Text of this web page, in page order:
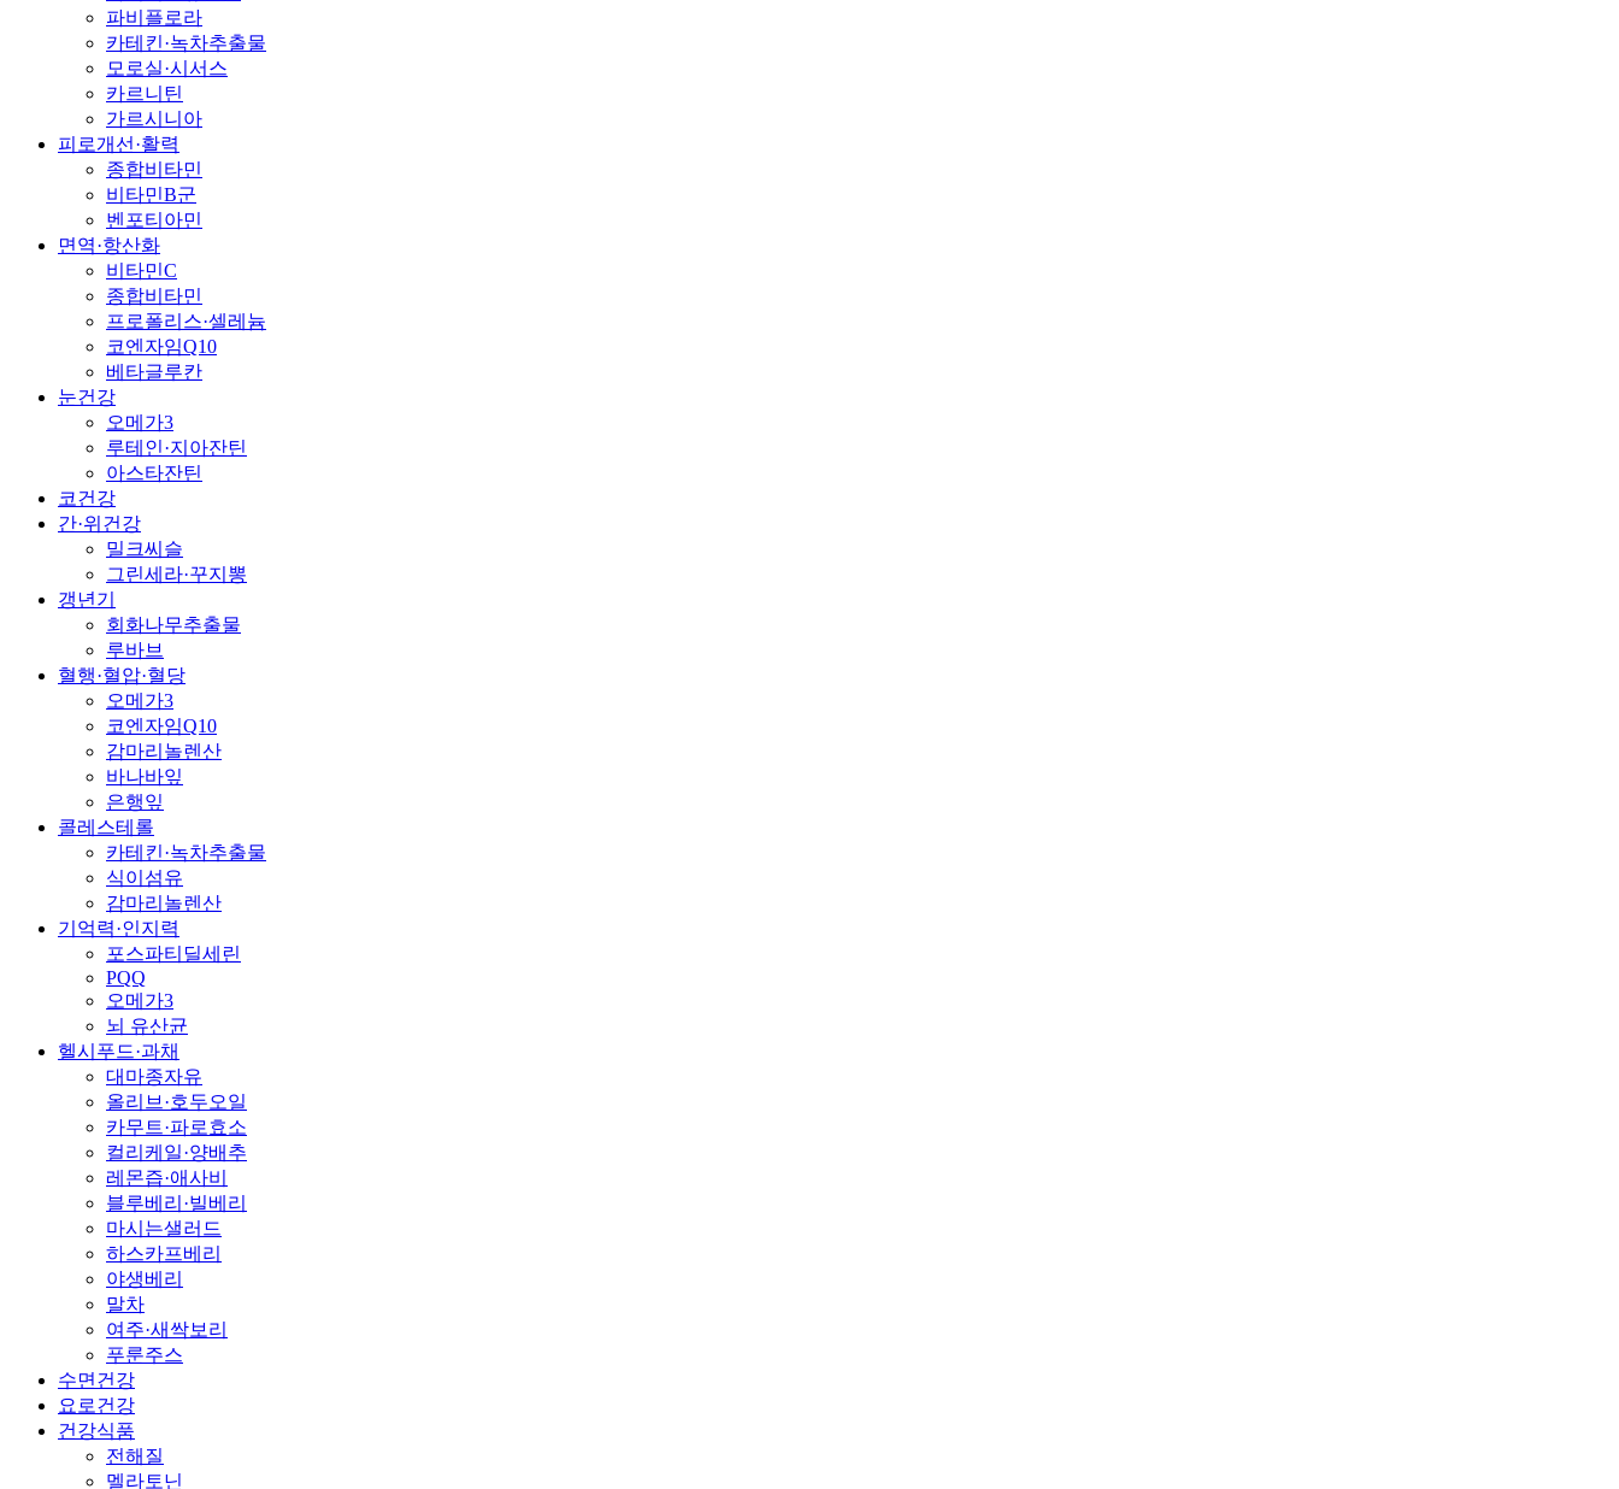
파비플로라
카테킨·녹차추출물
모로실·시서스
카르니틴
가르시니아
피로개선·활력
종합비타민
비타민B군
벤포티아민
면역·항산화
비타민C
종합비타민
프로폴리스·셀레늄
코엔자임Q10
베타글루칸
눈건강
오메가3
루테인·지아잔틴
아스타잔틴
코건강
간·위건강
밀크씨슬
그린세라·꾸지뽕
갱년기
회화나무추출물
루바브
혈행·혈압·혈당
오메가3
코엔자임Q10
감마리놀렌산
바나바잎
은행잎
콜레스테롤
카테킨·녹차추출물
식이섬유
감마리놀렌산
기억력·인지력
포스파티딜세린
PQQ
오메가3
뇌 유산균
헬시푸드·과채
대마종자유
올리브·호두오일
카무트·파로효소
컬리케일·양배추
레몬즙·애사비
블루베리·빌베리
마시는샐러드
하스카프베리
야생베리
말차
여주·새싹보리
푸룬주스
수면건강
요로건강
건강식품
전해질
멜라토닌